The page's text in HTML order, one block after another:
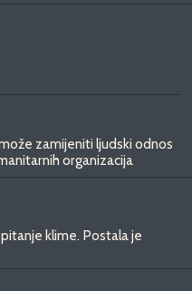
zamijeniti ljudski odnos
organizacija
klime. Postala je